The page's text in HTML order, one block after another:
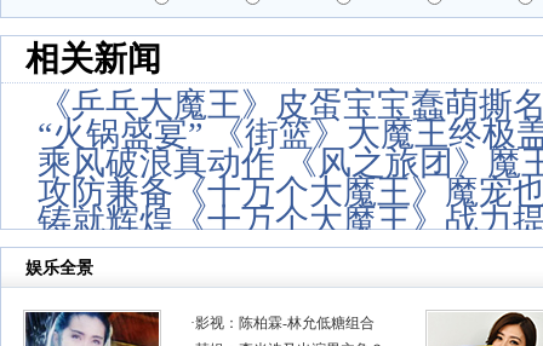
相关新闻
《乒乓大魔王》皮蛋宝宝蠢萌撕
“火锅盛宴” 《街篮》大魔王终极
乘风破浪真动作 《风之旅团》魔
攻防兼备《十万个大魔王》魔宠
铸就辉煌《十万个大魔王》战力